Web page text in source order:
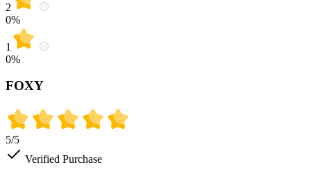
2
0%
1
0%
FOXY
5/5
Verified Purchase